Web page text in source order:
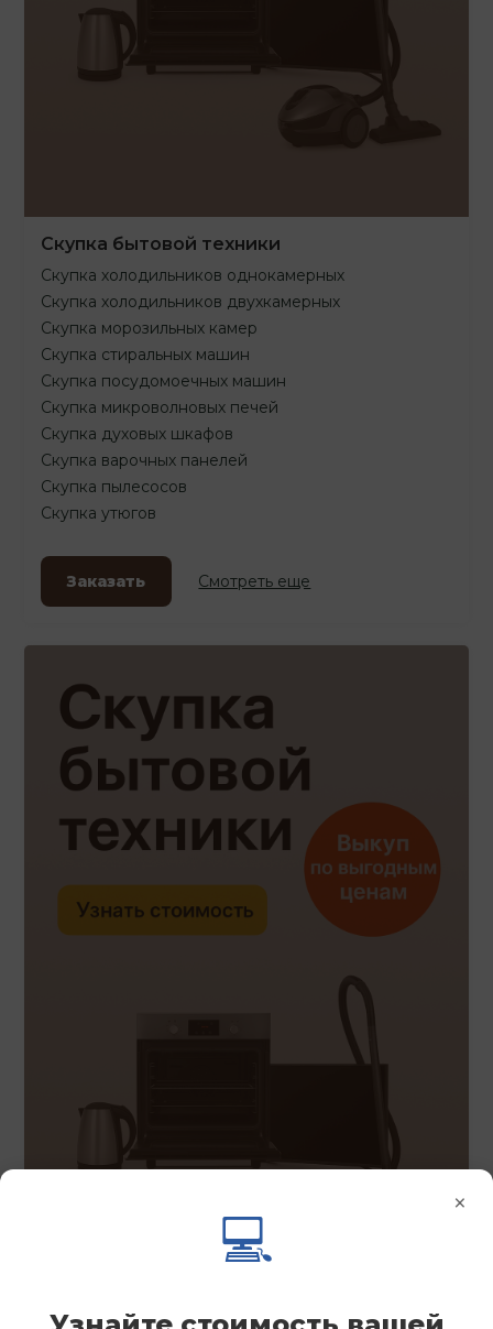
Скупка бытовой техники
Скупка холодильников однокамерных
Скупка холодильников двухкамерных
Скупка морозильных камер
Скупка стиральных машин
Скупка посудомоечных машин
Скупка микроволновых печей
Скупка духовых шкафов
Скупка варочных панелей
Скупка пылесосов
Скупка утюгов
Заказать Смотреть еще
×
💻